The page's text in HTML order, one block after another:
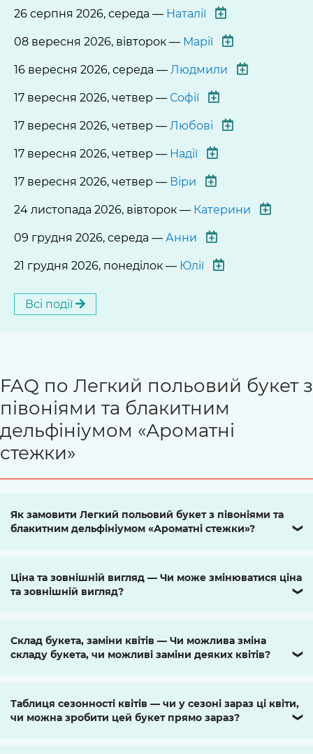
26 серпня 2026, середа — Наталії
08 вересня 2026, вівторок — Марії
16 вересня 2026, середа — Людмили
17 вересня 2026, четвер — Софії
17 вересня 2026, четвер — Любові
17 вересня 2026, четвер — Надії
17 вересня 2026, четвер — Віри
24 листопада 2026, вівторок — Катерини
09 грудня 2026, середа — Анни
21 грудня 2026, понеділок — Юлії
Всі події
FAQ по Легкий польовий букет з
півоніями та блакитним
дельфініумом «Ароматні
стежки»
Як замовити Легкий польовий букет з півоніями та
блакитним дельфініумом «Ароматні стежки»?
❯
Ціна та зовнішній вигляд — Чи може змінюватися ціна
та зовнішній вигляд?
❯
Склад букета, заміни квітів — Чи можлива зміна
складу букета, чи можливі заміни деяких квітів?
❯
Таблиця сезонності квітів — чи у сезоні зараз ці квіти,
чи можна зробити цей букет прямо зараз?
❯